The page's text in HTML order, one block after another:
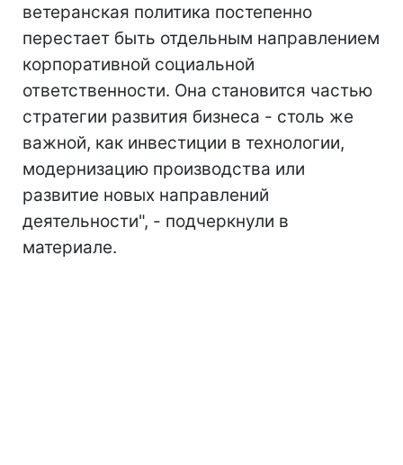
ветеранская политика постепенно
перестает быть отдельным направлением
корпоративной социальной
ответственности. Она становится частью
стратегии развития бизнеса - столь же
важной, как инвестиции в технологии,
модернизацию производства или
развитие новых направлений
деятельности", - подчеркнули в
материале.